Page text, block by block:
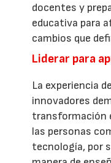
docentes y
educativa para
cambios que
Liderar para
La experiencia
innovadores
transformación
las personas
tecnología, por